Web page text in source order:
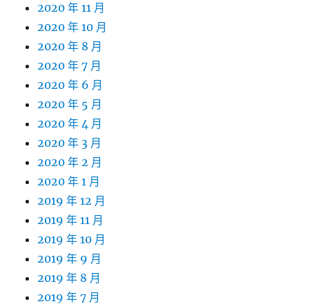
2020 年 11 月
2020 年 10 月
2020 年 8 月
2020 年 7 月
2020 年 6 月
2020 年 5 月
2020 年 4 月
2020 年 3 月
2020 年 2 月
2020 年 1 月
2019 年 12 月
2019 年 11 月
2019 年 10 月
2019 年 9 月
2019 年 8 月
2019 年 7 月